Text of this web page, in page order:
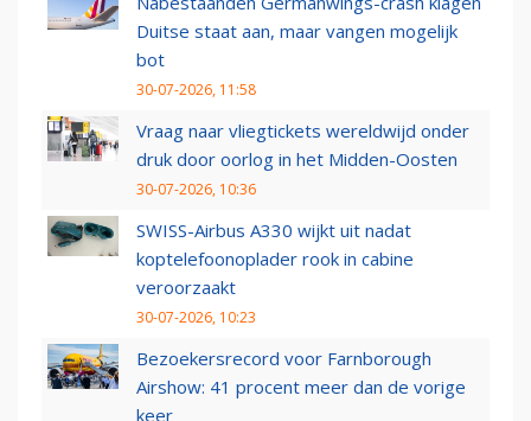
Duitse staat aan, maar vangen mogelijk
bot
30-07-2026, 11:58
Vraag naar vliegtickets wereldwijd onder
druk door oorlog in het Midden-Oosten
30-07-2026, 10:36
SWISS-Airbus A330 wijkt uit nadat
koptelefoonoplader rook in cabine
veroorzaakt
30-07-2026, 10:23
Bezoekersrecord voor Farnborough
Airshow: 41 procent meer dan de vorige
keer